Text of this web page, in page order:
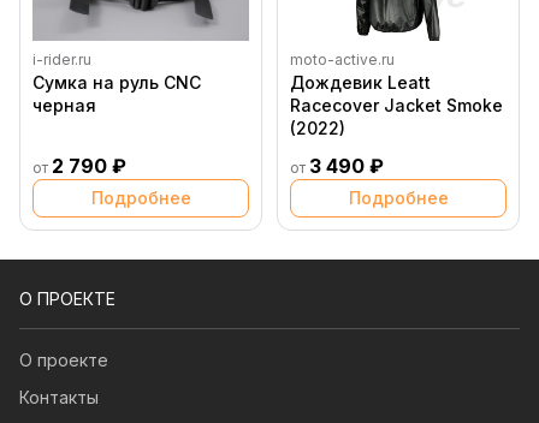
i-rider.ru
Сумка на руль CNC
черная
от 2 790 ₽
Подробнее
moto-active.ru
Дождевик Leatt
Racecover Jacket Smoke
(2022)
от 3 490 ₽
Подробнее
О ПРОЕКТЕ
О проекте
Контакты